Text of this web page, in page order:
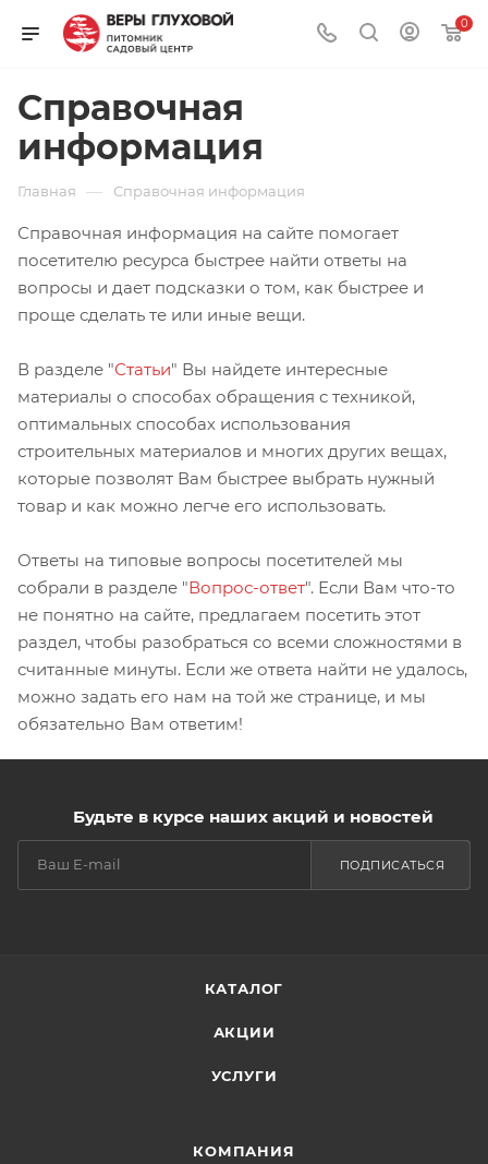
0
Справочная
информация
Главная — Справочная информация
Справочная информация на сайте помогает
посетителю ресурса быстрее найти ответы на
вопросы и дает подсказки о том, как быстрее и
проще сделать те или иные вещи.
В разделе "Статьи" Вы найдете интересные
материалы о способах обращения с техникой,
оптимальных способах использования
строительных материалов и многих других вещах,
которые позволят Вам быстрее выбрать нужный
товар и как можно легче его использовать.
Ответы на типовые вопросы посетителей мы
собрали в разделе "Вопрос-ответ". Если Вам что-то
не понятно на сайте, предлагаем посетить этот
раздел, чтобы разобраться со всеми сложностями в
считанные минуты. Если же ответа найти не удалось,
можно задать его нам на той же странице, и мы
обязательно Вам ответим!
Будьте в курсе наших акций и новостей
ПОДПИСАТЬСЯ
КАТАЛОГ
АКЦИИ
УСЛУГИ
КОМПАНИЯ